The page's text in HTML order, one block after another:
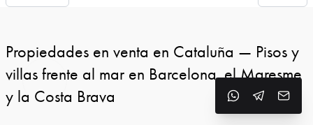
Propiedades en venta en Cataluña — Pisos y
villas frente al mar en Barcelona, el Maresme
y la Costa Brava